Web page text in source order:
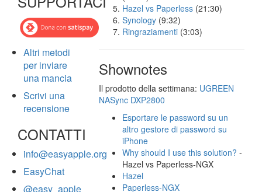
Altri metodi
per inviare
una mancia
Scrivi una
recensione
CONTATTI
info@easyapple.org
EasyChat
@easy_apple
Hazel vs Paperless (21:30)
Synology (9:32)
Ringraziamenti (3:03)
Shownotes
Il prodotto della settimana: UGREEN
NASync DXP2800
Esportare le password su un
altro gestore di password su
iPhone
Why should I use this solution? -
Hazel vs Paperless-NGX
Hazel
Paperless-NGX